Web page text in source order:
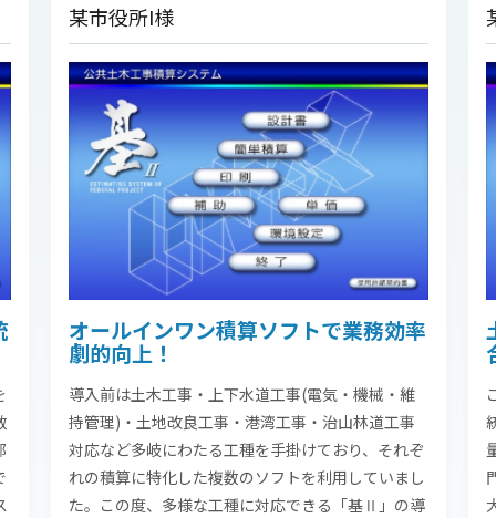
某市役所I様
オールインワン積算ソフトで業務効率
劇的向上！
導入前は土木工事・上下水道工事(電気・機械・維
持管理)・土地改良工事・港湾工事・治山林道工事
対応など多岐にわたる工種を手掛けており、それぞ
れの積算に特化した複数のソフトを利用していまし
た。この度、多様な工種に対応できる「基Ⅱ」の導